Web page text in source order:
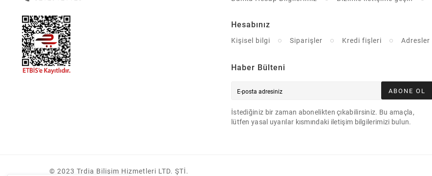
Hesabınız
Kişisel bilgi Siparişler Kredi fişleri Adresler
Haber Bülteni
ABONE OL
İstediğiniz bir zaman abonelikten çıkabilirsiniz. Bu amaçla,
lütfen yasal uyarılar kısmındaki iletişim bilgilerimizi bulun.
© 2023 Trdia Bilişim Hizmetleri LTD. ŞTİ.